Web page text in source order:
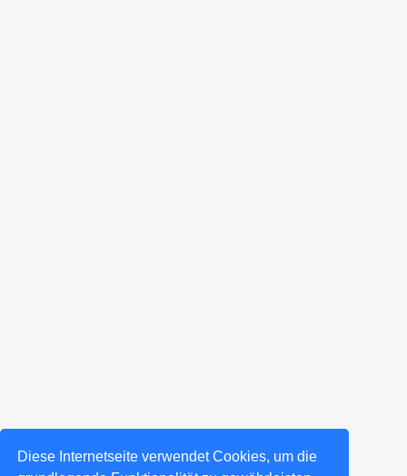
Diese Internetseite verwendet Cookies, um die